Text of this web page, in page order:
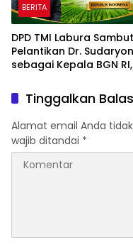
BERITA
DPD TMI Labura Sambut
Pelantikan Dr.
sebagai Kepala BGN RI,
Ketahanan Pangan dan
Gizi Nasional
Tinggalkan
Alamat email Anda
wajib ditandai *